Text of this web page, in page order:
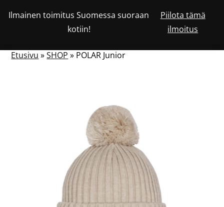
Ilmainen toimitus Suomessa suoraan
kotiin!
Piilota tämä
ilmoitus
Siirry
asiakastiliäsi
OSTOSKORISSA
NÄYTÄ
Etusivu »SHOP » POLAR Junior